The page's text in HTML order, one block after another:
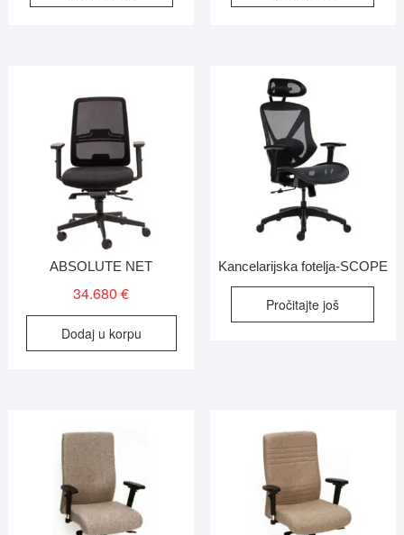
ABSOLUTE NET
34.680€
Dodaj u korpu
Kancelarijska fotelja-SCOPE
Pročitajte još